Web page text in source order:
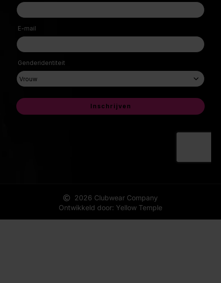
2026 Clubwear Company
Ontwikkeld door: Yellow Temple